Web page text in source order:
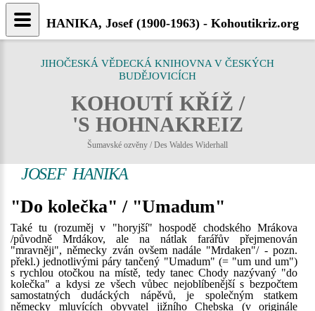
JIHOČESKÁ VĚDECKÁ KNIHOVNA V ČESKÝCH
BUDĚJOVICÍCH
KOHOUTÍ KŘÍŽ /
'S HOHNAKREIZ
Šumavské ozvěny / Des Waldes Widerhall
JOSEF HANIKA
"Do kolečka" / "Umadum"
Také tu (rozuměj v "horyjší" hospodě chodského Mrákova
/původně Mrdákov, ale na nátlak farářův přejmenován
"mravněji", německy zván ovšem nadále "Mrdaken"/ - pozn.
překl.) jednotlivými páry tančený "Umadum" (= "um und um")
s rychlou otočkou na místě, tedy tanec Chody nazývaný "do
kolečka" a kdysi ze všech vůbec nejoblíbenější s bezpočtem
samostatných dudáckých nápěvů, je společným statkem
německy mluvících obyvatel jižního Chebska (v originále
HANIKA, Josef (1900-1963) - Kohoutikriz.org